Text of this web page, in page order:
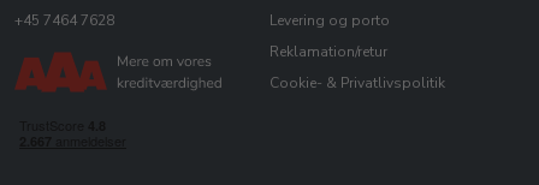
+45 7464 7628
Levering og porto
Reklamation/retur
Cookie- & Privatlivspolitik